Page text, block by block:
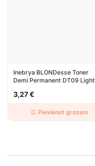
Inebrya BLONDesse Toner
Demi Permanent DT09 Light
3,27 €
Pievienot grozam